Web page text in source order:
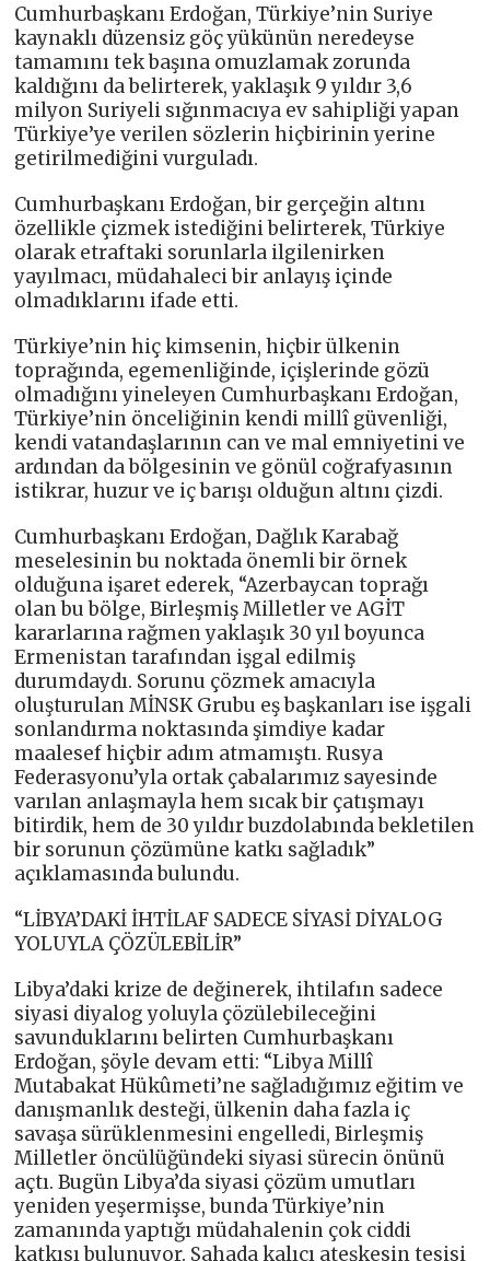
Cumhurbaşkanı Erdoğan, Türkiye’nin Suriye
kaynaklı düzensiz göç yükünün neredeyse
tamamını tek başına omuzlamak zorunda
kaldığını da belirterek, yaklaşık 9 yıldır 3,6
milyon Suriyeli sığınmacıya ev sahipliği yapan
Türkiye’ye verilen sözlerin hiçbirinin yerine
getirilmediğini vurguladı.
Cumhurbaşkanı Erdoğan, bir gerçeğin altını
özellikle çizmek istediğini belirterek, Türkiye
olarak etraftaki sorunlarla ilgilenirken
yayılmacı, müdahaleci bir anlayış içinde
olmadıklarını ifade etti.
Türkiye’nin hiç kimsenin, hiçbir ülkenin
toprağında, egemenliğinde, içişlerinde gözü
olmadığını yineleyen Cumhurbaşkanı Erdoğan,
Türkiye’nin önceliğinin kendi millî güvenliği,
kendi vatandaşlarının can ve mal emniyetini ve
ardından da bölgesinin ve gönül coğrafyasının
istikrar, huzur ve iç barışı olduğun altını çizdi.
Cumhurbaşkanı Erdoğan, Dağlık Karabağ
meselesinin bu noktada önemli bir örnek
olduğuna işaret ederek, “Azerbaycan toprağı
olan bu bölge, Birleşmiş Milletler ve AGİT
kararlarına rağmen yaklaşık 30 yıl boyunca
Ermenistan tarafından işgal edilmiş
durumdaydı. Sorunu çözmek amacıyla
oluşturulan MİNSK Grubu eş başkanları ise işgali
sonlandırma noktasında şimdiye kadar
maalesef hiçbir adım atmamıştı. Rusya
Federasyonu’yla ortak çabalarımız sayesinde
varılan anlaşmayla hem sıcak bir çatışmayı
bitirdik, hem de 30 yıldır buzdolabında bekletilen
bir sorunun çözümüne katkı sağladık”
açıklamasında bulundu.
“LİBYA’DAKİ İHTİLAF SADECE SİYASİ DİYALOG
YOLUYLA ÇÖZÜLEBİLİR”
Libya’daki krize de değinerek, ihtilafın sadece
siyasi diyalog yoluyla çözülebileceğini
savunduklarını belirten Cumhurbaşkanı
Erdoğan, şöyle devam etti: “Libya Millî
Mutabakat Hükûmeti’ne sağladığımız eğitim ve
danışmanlık desteği, ülkenin daha fazla iç
savaşa sürüklenmesini engelledi, Birleşmiş
Milletler öncülüğündeki siyasi sürecin önünü
açtı. Bugün Libya’da siyasi çözüm umutları
yeniden yeşermişse, bunda Türkiye’nin
zamanında yaptığı müdahalenin çok ciddi
katkısı bulunuyor. Sahada kalıcı ateşkesin tesisi